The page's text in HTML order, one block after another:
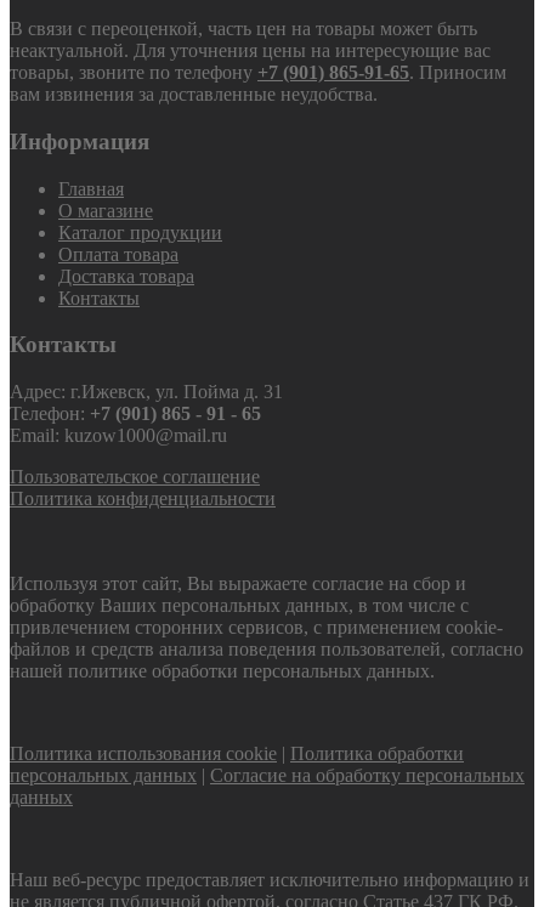
В связи с переоценкой, часть цен на товары может быть
неактуальной. Для уточнения цены на интересующие вас
товары, звоните по телефону +7 (901) 865-91-65. Приносим
вам извинения за доставленные неудобства.
Информация
Главная
О магазине
Каталог продукции
Оплата товара
Доставка товара
Контакты
Контакты
Адрес: г.Ижевск, ул. Пойма д. 31
Телефон: +7 (901) 865 - 91 - 65
Email: kuzow1000@mail.ru
Пользовательское соглашение
Политика конфиденциальности
Используя этот сайт, Вы выражаете согласие на сбор и
обработку Ваших персональных данных, в том числе с
привлечением сторонних сервисов, с применением cookie-
файлов и средств анализа поведения пользователей, согласно
нашей политике обработки персональных данных.
Политика использования cookie | Политика обработки
персональных данных | Согласие на обработку персональных
данных
Наш веб-ресурс предоставляет исключительно информацию и
не является публичной офертой, согласно Статье 437 ГК РФ.